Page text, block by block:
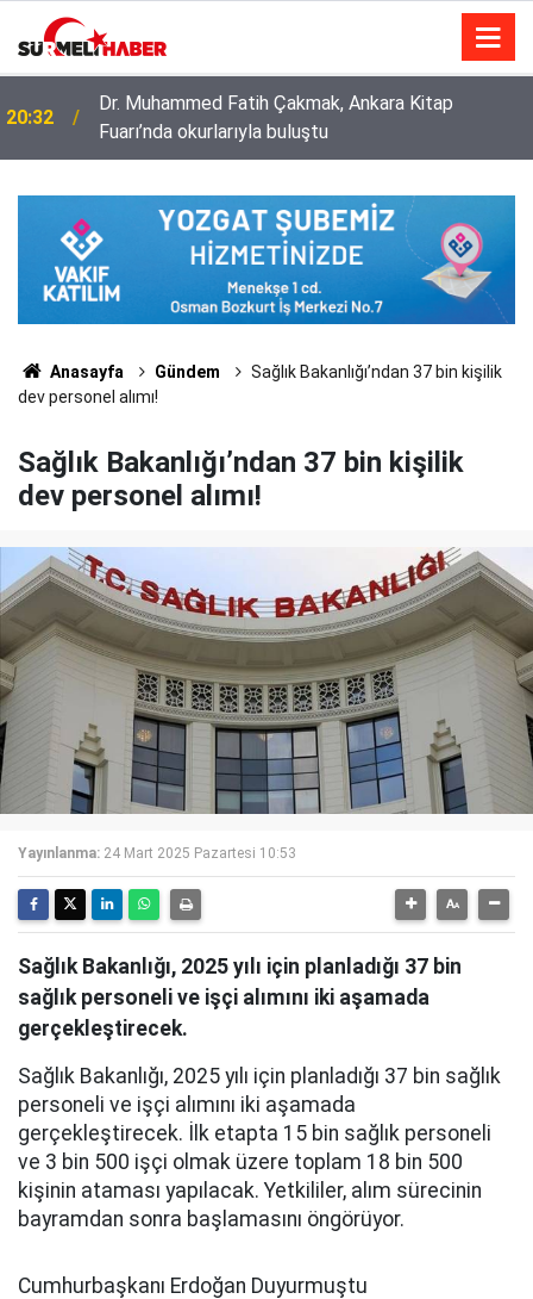
14:52
Diyanet İşleri Başkanlığı ile Türkiye Diyanet Vakfı
milyonları sevindirdi
Anasayfa Gündem
Sağlık Bakanlığı’ndan 37 bin kişilik
dev personel alımı!
Sağlık Bakanlığı’ndan 37 bin kişilik
dev personel alımı!
Yayınlanma: 24 Mart 2025 Pazartesi 10:53
Sağlık Bakanlığı, 2025 yılı için planladığı 37 bin
sağlık personeli ve işçi alımını iki aşamada
gerçekleştirecek.
Sağlık Bakanlığı, 2025 yılı için planladığı 37 bin sağlık
personeli ve işçi alımını iki aşamada
gerçekleştirecek. İlk etapta 15 bin sağlık personeli
ve 3 bin 500 işçi olmak üzere toplam 18 bin 500
kişinin ataması yapılacak. Yetkililer, alım sürecinin
bayramdan sonra başlamasını öngörüyor.
Cumhurbaşkanı Erdoğan Duyurmuştu